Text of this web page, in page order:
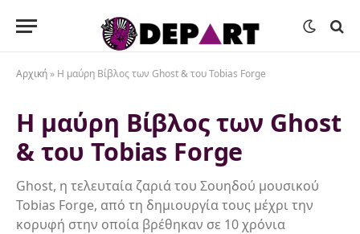
Αρχική » Η μαύρη Βίβλος των Ghost & του Tobias Forge
Η μαύρη Βίβλος των Ghost
& του Tobias Forge
Ghost, η τελευταία ζαριά του Σουηδού μουσικού
Tobias Forge, από τη δημιουργία τους μέχρι την
κορυφή στην οποία βρέθηκαν σε 10 χρόνια